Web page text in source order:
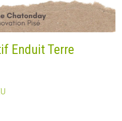
Enduit Terre